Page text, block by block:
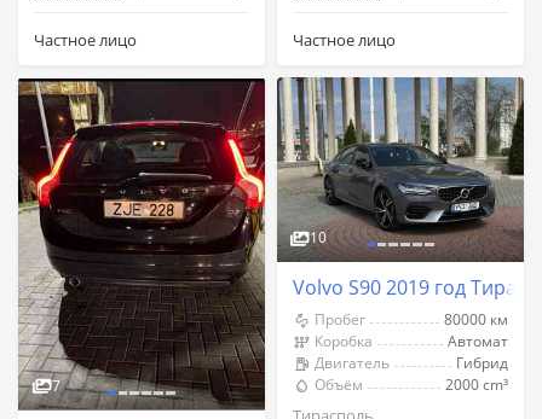
Частное лицо Частное лицо
7
10
Volvo S90 2019 год
Пробег
80000 км
Коробка
Автомат
Двигатель
Гибрид
Объём
2000 cm³